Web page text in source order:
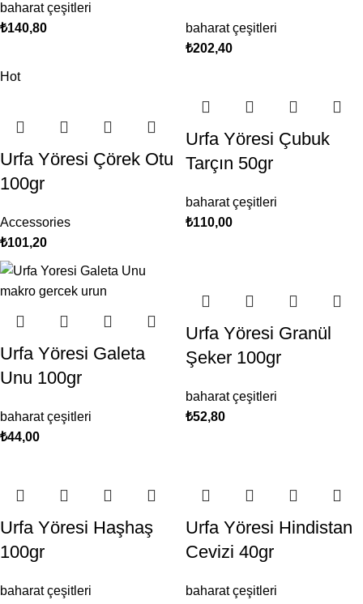
baharat çeşitleri
₺140,80
baharat çeşitleri
₺202,40
Hot
Urfa Yöresi Çörek Otu
100gr
Accessories
₺101,20
Urfa Yöresi Çubuk
Tarçın 50gr
baharat çeşitleri
₺110,00
Urfa Yöresi Galeta
Unu 100gr
baharat çeşitleri
₺44,00
Urfa Yöresi Granül
Şeker 100gr
baharat çeşitleri
₺52,80
Urfa Yöresi Haşhaş
100gr
baharat çeşitleri
Urfa Yöresi Hindistan
Cevizi 40gr
baharat çeşitleri